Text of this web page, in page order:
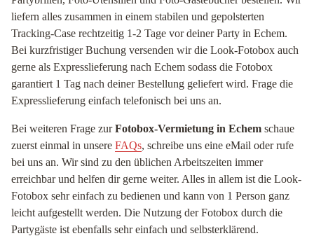
liefern alles zusammen in einem stabilen und gepolsterten
Tracking-Case rechtzeitig 1-2 Tage vor deiner Party in Echem.
Bei kurzfristiger Buchung versenden wir die Look-Fotobox auch
gerne als Expresslieferung nach Echem sodass die Fotobox
garantiert 1 Tag nach deiner Bestellung geliefert wird. Frage die
Expresslieferung einfach telefonisch bei uns an.
Bei weiteren Frage zurFotobox-Vermietung in Echem schaue
zuerst einmal in unsere FAQs, schreibe uns eine eMail oder rufe
bei uns an. Wir sind zu den üblichen Arbeitszeiten immer
erreichbar und helfen dir gerne weiter. Alles in allem ist die Look-
Fotobox sehr einfach zu bedienen und kann von 1 Person ganz
leicht aufgestellt werden. Die Nutzung der Fotobox durch die
Partygäste ist ebenfalls sehr einfach und selbsterklärend.